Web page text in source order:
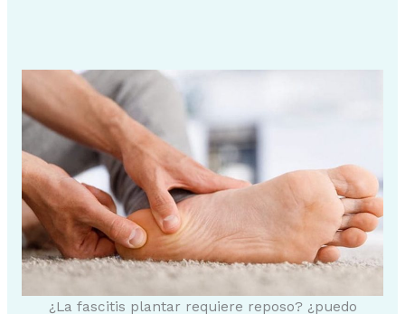
¿La fascitis plantar requiere reposo? ¿puedo